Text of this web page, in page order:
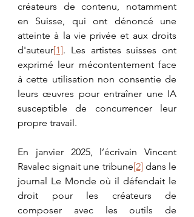
créateurs de contenu, notamment
en Suisse, qui ont dénoncé une
atteinte à la vie privée et aux droits
d'auteur[1]. Les artistes suisses ont
exprimé leur mécontentement face
à cette utilisation non consentie de
leurs œuvres pour entraîner une IA
susceptible de concurrencer leur
propre travail.
En janvier 2025, l’écrivain Vincent
Ravalec signait une tribune[2] dans le
journal Le Monde où il défendait le
droit pour les créateurs de
composer avec les outils de